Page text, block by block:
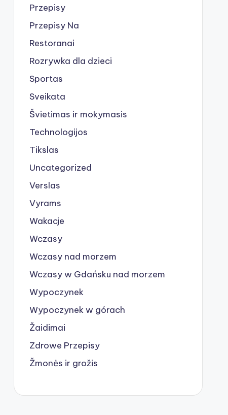
Przepisy
Przepisy Na
Restoranai
Rozrywka dla dzieci
Sportas
Sveikata
Švietimas ir mokymasis
Technologijos
Tikslas
Uncategorized
Verslas
Vyrams
Wakacje
Wczasy
Wczasy nad morzem
Wczasy w Gdańsku nad morzem
Wypoczynek
Wypoczynek w górach
Žaidimai
Zdrowe Przepisy
Žmonės ir grožis